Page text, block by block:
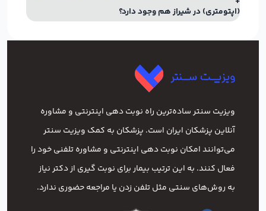
(اپتومتری) در شیراز هم وجود دارد؟
ویزیت سنتر ساده‌ترین راه نوبت‌ دهی اینترنتی و مشاوره
آنلاین پزشکان ایران است. پزشکان به کمک ویزیت سنتر
می‌توانند امکان نوبت دهی اینترنتی و مشاوره تلفنی خود را
فعال کنند. به این ترتیب بیمار برای نوبت گیری از دکتر نیاز
به روش‌های سنتی مثل تلفن زدن یا مراجعه حضوری ندارد.